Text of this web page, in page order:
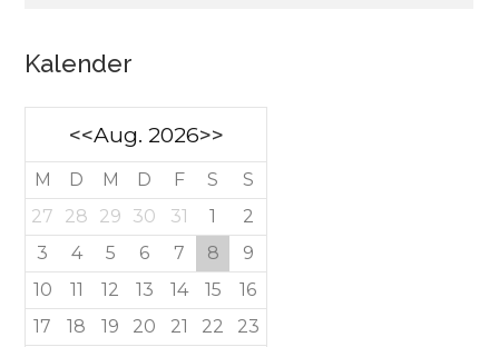
Kalender
<<Aug. 2026>>
M D M D F S
S
27
28 29 30 31 1
2
3
4 5 6 7 8
9
10
11 12 13 14 15
16
17
18 19 20 21 22
23